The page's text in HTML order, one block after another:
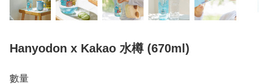
Hanyodon x Kakao 水樽 (670ml)
數量